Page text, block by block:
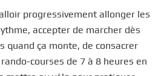
progressivement allonger les
accepter de marcher dès
quand ça monte, de consacrer
courses de 7 à 8 heures en